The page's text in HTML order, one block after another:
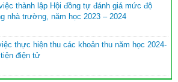
thành lập Hội đồng tự đánh giá mức độ
nhà trường, năm học 2023 – 2024
thực hiện thu các khoản thu năm học 2024-
điện tử